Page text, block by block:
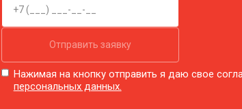
Отправить заявку
Нажимая на кнопку отправить я даю свое
персональных данных.